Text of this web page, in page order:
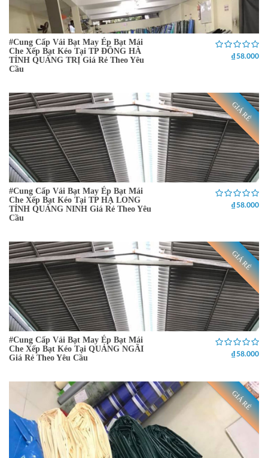
#Cung Cấp Vải Bạt May Ép Bạt Mái
Che Xếp Bạt Kéo Tại TP ĐÔNG HÀ
TỈNH QUẢNG TRỊ Giá Rẻ Theo Yêu
Cầu
₫ 58.000
GIÁ RẺ
#Cung Cấp Vải Bạt May Ép Bạt Mái
Che Xếp Bạt Kéo Tại TP HẠ LONG
TỈNH QUẢNG NINH Giá Rẻ Theo Yêu
Cầu
₫ 58.000
GIÁ RẺ
#Cung Cấp Vải Bạt May Ép Bạt Mái
Che Xếp Bạt Kéo Tại QUẢNG NGÃI
Giá Rẻ Theo Yêu Cầu
₫ 58.000
GIÁ RẺ